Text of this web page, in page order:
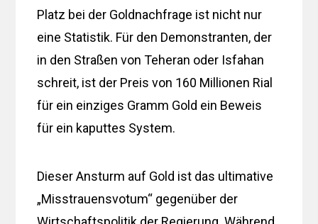
Platz bei der Goldnachfrage ist nicht nur
eine Statistik. Für den Demonstranten, der
in den Straßen von Teheran oder Isfahan
schreit, ist der Preis von 160 Millionen Rial
für ein einziges Gramm Gold ein Beweis
für ein kaputtes System.
Dieser Ansturm auf Gold ist das ultimative
„Misstrauensvotum“ gegenüber der